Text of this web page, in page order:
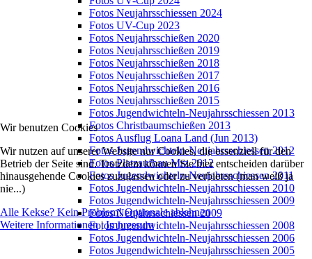
Fotos Neujahrsschiessen 2024
Fotos UV-Cup 2023
Fotos Neujahrsschießen 2020
Fotos Neujahrsschießen 2019
Fotos Neujahrsschießen 2018
Fotos Neujahrsschießen 2017
Fotos Neujahrsschießen 2016
Fotos Neujahrsschießen 2015
Fotos Jugendwichteln-Neujahrsschiessen 2013
Fotos Christbaumschießen 2013
Fotos Ausflug Loana Land (Jun 2013)
Fotos Jugendwichteln-Neujahrsschiessen 2012
Fotos Platzaufbau Mrz 2012
Fotos Jugendwichteln-Neujahrsschiessen 2011
Fotos Jugendwichteln-Neujahrsschiessen 2010
Fotos Jugendwichteln-Neujahrsschiessen 2009
Fotos Neujahrsschiessen 2009
Fotos Jugendwichteln-Neujahrsschiessen 2008
Fotos Jugendwichteln-Neujahrsschiessen 2006
Fotos Jugendwichteln-Neujahrsschiessen 2005
Wir benutzen Cookies
Wir nutzen auf unserer Website nur Cookies, die essenziell für den
Betrieb der Seite sind. Trotzdem können Sie hier entscheiden darüber
hinausgehende Cookies zuzulassen oder zu verbieten (man weiß ja
nie...)
Alle Kekse? Kein Problem! Optionale ablehnen
Weitere Informationen|Impressum